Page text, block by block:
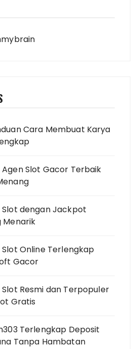
Cara Membuat Karya
Slot Gacor Terbaik
Slot dengan Jackpot
Menarik
Online Terlengkap
Gacor
Resmi dan Terpopuler
Gratis
Terlengkap Deposit
Tanpa Hambatan